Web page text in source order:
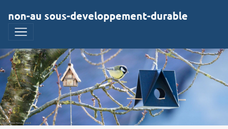
non-au sous-developpement-durable